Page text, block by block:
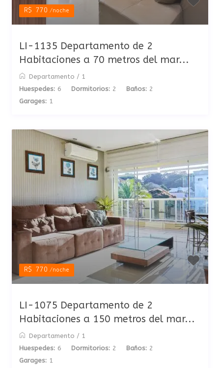
R$ 770/noche
LI-1135 Departamento de 2
Habitaciones a 70 metros del mar...
Departamento / 1
Huespedes: 6 Dormitorios: 2 Baños: 2
Garages: 1
R$ 770/noche
LI-1075 Departamento de 2
Habitaciones a 150 metros del mar...
Departamento / 1
Huespedes: 6 Dormitorios: 2 Baños: 2
Garages: 1